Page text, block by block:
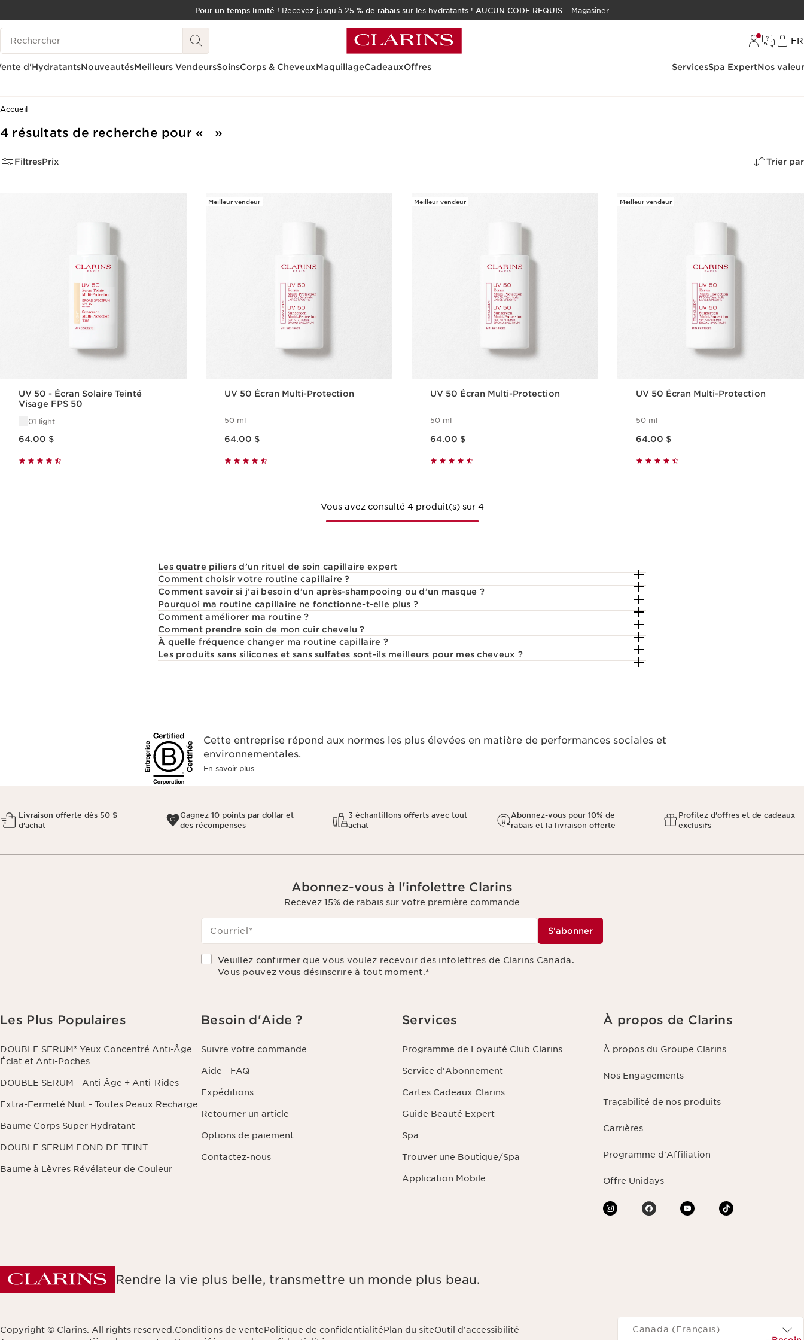
ALLER AU CONTENU
CONSULTER LE PIED DE PAGE
OUTIL D'ACCESSIBILITÉ
Pour un temps limité ! Recevez jusqu'à 25 % de rabais sur les hydratants ! AUCUN CODE REQUIS. Magasiner
Historique des recherches
FR
d'HydratantsNouveautésMeilleurs VendeursSoinsCorps & CheveuxMaquillageCadeauxOffres ServicesSpa ExpertNos
Accueil
4 résultats de recherche pour
FiltresPrix Trier par
UV 50 - Écran Solaire Teinté
Visage FPS 50
01 light
64.00 $
Meilleur vendeur
UV 50 Écran Multi-Protection
50 ml
64.00 $
Meilleur vendeur
UV 50 Écran Multi-Protection
50 ml
64.00 $
Meilleur vendeur
UV 50 Écran Multi-Protection
50 ml
64.00 $
Vous avez consulté 4 produit(s) sur 4
Les quatre piliers d’un rituel de soin capillaire expert
Comment choisir votre routine capillaire ?
Comment savoir si j’ai besoin d’un après-shampooing ou d’un masque ?
Pourquoi ma routine capillaire ne fonctionne-t-elle plus ?
Comment améliorer ma routine ?
Comment prendre soin de mon cuir chevelu ?
À quelle fréquence changer ma routine capillaire ?
Les produits sans silicones et sans sulfates sont-ils meilleurs pour mes cheveux ?
Cette entreprise répond aux normes les plus élevées en matière de performances sociales et
environnementales.​
En savoir plus
Livraison offerte dès 50 $
d'achat
Gagnez 10 points par dollar et
des récompenses
3 échantillons offerts avec tout
achat
Abonnez-vous pour 10% de
rabais et la livraison offerte
Profitez d'offres et de cadeaux
exclusifs
Abonnez-vous à l'infolettre Clarins
Recevez 15% de rabais sur votre première commande
Courriel * S'abonner
Veuillez confirmer que vous voulez recevoir des infolettres de Clarins Canada.
Vous pouvez vous désinscrire à tout moment.*
Les Plus Populaires
DOUBLE SERUM® Yeux Concentré Anti-Âge
Éclat et Anti-Poches
DOUBLE SERUM - Anti-Âge + Anti-Rides
Extra-Fermeté Nuit - Toutes Peaux Recharge
Baume Corps Super Hydratant
DOUBLE SERUM FOND DE TEINT
Baume à Lèvres Révélateur de Couleur
Besoin d'Aide ?
Suivre votre commande
Aide - FAQ
Expéditions
Retourner un article
Options de paiement
Contactez-nous
Services
Programme de Loyauté Club Clarins
Service d'Abonnement
Cartes Cadeaux Clarins
Guide Beauté Expert
Spa
Trouver une Boutique/Spa
Application Mobile
À propos de Clarins
À propos du Groupe Clarins
Nos Engagements
Traçabilité de nos produits
Carrières
Programme d'Affiliation
Offre Unidays
Rendre la vie plus belle, transmettre un monde plus beau.
Copyright © Clarins. All rights reserved.Conditions de ventePolitique de confidentialitéPlan du siteOutil d’accessibilité
Navigates to
Canada (Français)